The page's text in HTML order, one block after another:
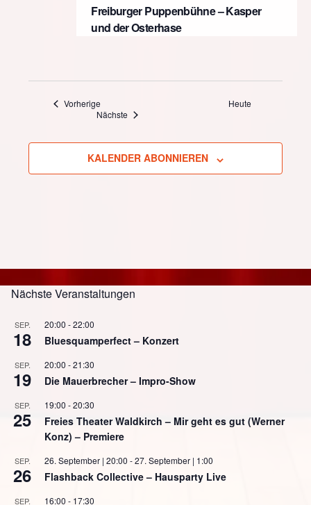
Freiburger Puppenbühne – Kasper
und der Osterhase
Vorherige
Heute
Nächste Veranstaltungen
KALENDER ABONNIEREN
Nächste Veranstaltungen
SEP.
18
20:00 -22:00
Bluesquamperfect – Konzert
SEP.
19
20:00 -21:30
Die Mauerbrecher – Impro-Show
SEP.
25
19:00 -20:30
Freies Theater Waldkirch – Mir geht es gut (Werner
Konz) – Premiere
SEP.
26
26. September | 20:00 -27. September | 1:00
Flashback Collective – Hausparty Live
SEP. 16:00 - 17:30